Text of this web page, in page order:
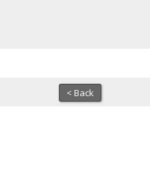
< Back